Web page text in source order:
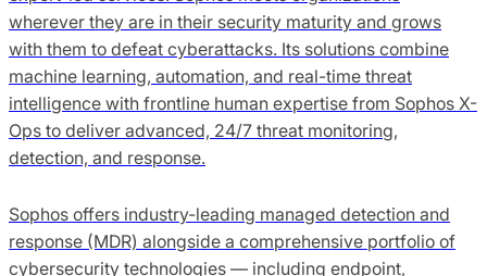
wherever they are in their security maturity and grows
with them to defeat cyberattacks. Its solutions combine
machine learning, automation, and real-time threat
intelligence with frontline human expertise from Sophos X-
Ops to deliver advanced, 24/7 threat monitoring,
detection, and response.
Sophos offers industry-leading managed detection and
response (MDR) alongside a comprehensive portfolio of
cybersecurity technologies — including endpoint,